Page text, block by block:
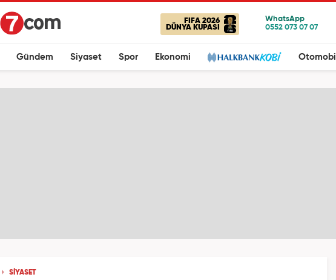
FIFA 2026
DÜNYA KUPASI
Gündem Siyaset Spor Ekonomi Otomobil
SİYASET